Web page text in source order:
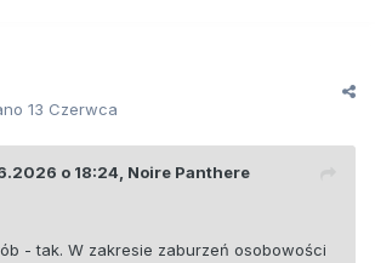
13 Czerwca
o 18:24, Noire Panthere
- tak. W zakresie zaburzeń osobowości